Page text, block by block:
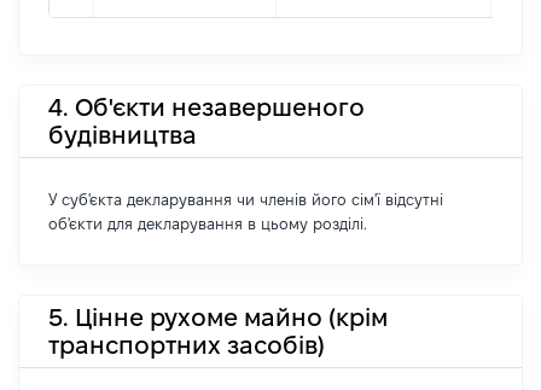
4. Об'єкти незавершеного
будівництва
У суб'єкта декларування чи членів його сім'ї відсутні
об'єкти для декларування в цьому розділі.
5. Цінне рухоме майно (крім
транспортних засобів)